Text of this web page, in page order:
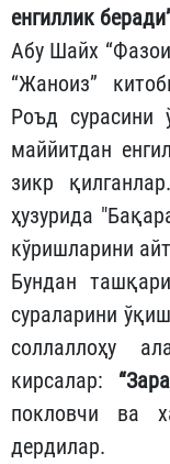
енгиллик
Абу Шайх
“Жаноиз”
Роъд сурасини
маййитдан
зикр
ҳузурида
кўришларини
Бундан
сураларини
соллаллоҳу
кирсалар:
покловчи ва
дердилар.